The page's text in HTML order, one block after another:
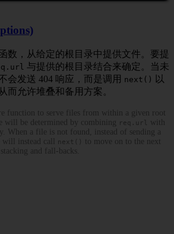
数，从给定的根目录中提供文件。要提
与提供的根目录结合来确定。当未
会发送 404 响应，而是调用 next()
以
而允许堆叠和备用方案。
function to serve files from within a given root
will be determined by combining req.url with
When a file is not found, instead of sending a
will instead call
next()
to move on to the next
and fall-backs.